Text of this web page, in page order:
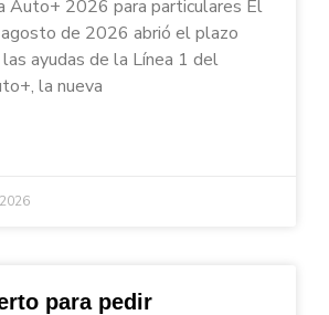
Auto+ 2026 para particulares El
de 2026 abrió el plazo
ayudas de la Línea 1 del
la nueva
para pedir